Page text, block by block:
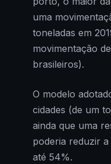
uma
toneladas em
movimentação
brasileiros).
O modelo
cidades (de um
ainda que uma
poderia reduzir
até 54%.